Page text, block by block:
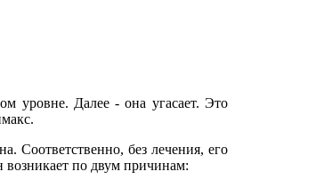
уровне. Далее - она угасает. Это
Соответственно, без лечения, его
возникает по двум причинам: